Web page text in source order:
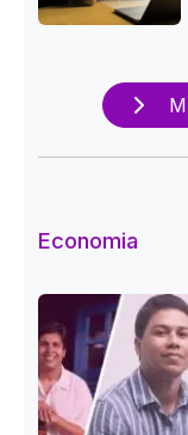
Economia